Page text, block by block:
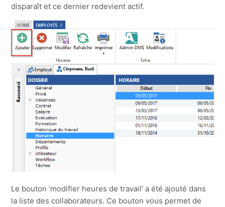
disparaît et ce dernier redevient actif.
Le bouton ‘modifier heures de travail’ a été ajouté dans
la liste des collaborateurs. Ce bouton vous permet de